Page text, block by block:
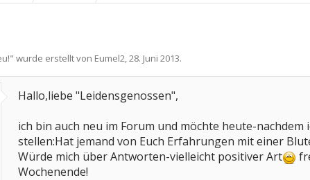
" wurde erstellt von Eumel2,28. Juni 2013.
Hallo,liebe "Leidensgenossen",
ich bin auch neu im Forum und möchte heute-
stellen:Hat jemand von Euch Erfahrungen mit einer
Würde mich über Antworten-vielleicht positiver Art
Wochenende!